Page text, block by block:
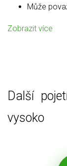
Může
Zobrazit více
Další
vysoko